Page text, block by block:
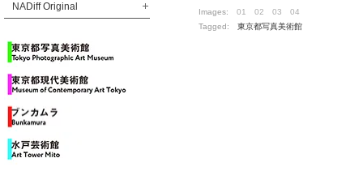
NADiff Original Images: 01 02 03
04
Tagged: 東京都写真美術館